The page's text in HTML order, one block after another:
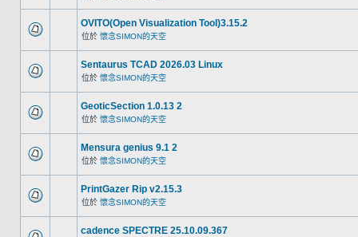
OVITO(Open Visualization Tool)3.15.2
位於 懷念SIMON的天空
Sentaurus TCAD 2026.03 Linux
位於 懷念SIMON的天空
GeoticSection 1.0.13 2
位於 懷念SIMON的天空
Mensura genius 9.1 2
位於 懷念SIMON的天空
PrintGazer Rip v2.15.3
位於 懷念SIMON的天空
cadence SPECTRE 25.10.09.367